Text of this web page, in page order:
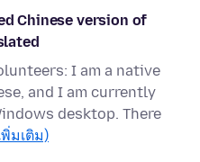
Chinese version of
I am a native
and I am currently
desktop. There
มเติม)